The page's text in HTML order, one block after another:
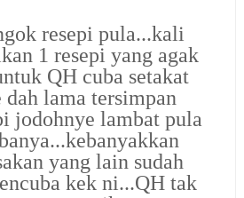
resepi pula...kali
1 resepi yang agak
QH cuba setakat
dah lama tersimpan
jodohnye lambat pula
yang lain sudah
kek ni...QH tak